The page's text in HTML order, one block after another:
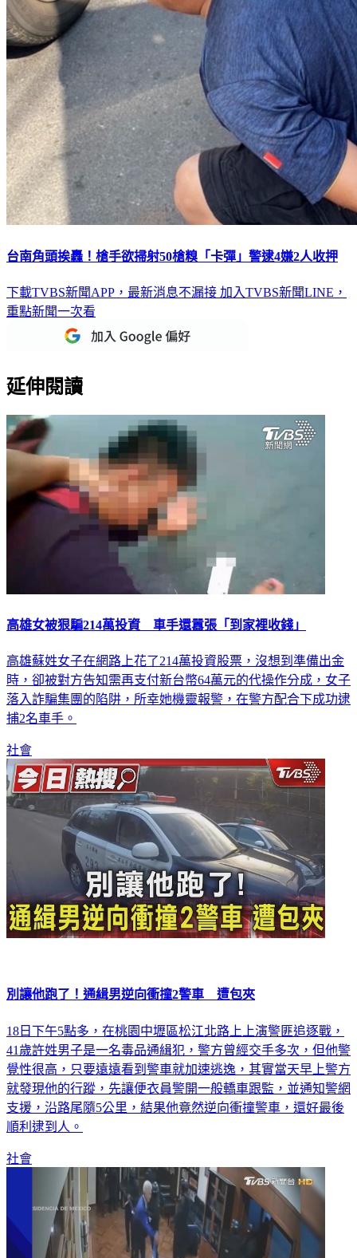
台南角頭挨轟！槍手欲掃射50槍糗「卡彈」警逮4嫌2人收押
下載TVBS新聞APP，最新消息不漏接 加入TVBS新聞LINE，
重點新聞一次看
延伸閱讀
高雄女被狠騙214萬投資 車手還囂張「到家裡收錢」
高雄蘇姓女子在網路上花了214萬投資股票，沒想到準備出金
時，卻被對方告知需再支付新台幣64萬元的代操作分成，女子
落入詐騙集團的陷阱，所幸她機靈報警，在警方配合下成功逮
捕2名車手。
社會
別讓他跑了！通緝男逆向衝撞2警車 遭包夾
18日下午5點多，在桃園中壢區松江北路上上演警匪追逐戰，
41歲許姓男子是一名毒品通緝犯，警方曾經交手多次，但他警
覺性很高，只要遠遠看到警車就加速逃逸，其實當天早上警方
就發現他的行蹤，先讓便衣員警開一般轎車跟監，並通知警網
支援，沿路尾隨5公里，結果他竟然逆向衝撞警車，還好最後
順利逮到人。
社會